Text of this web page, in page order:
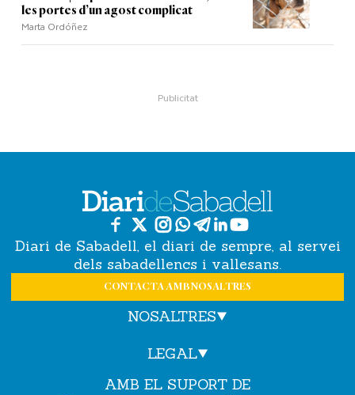
les portes d’un agost complicat
Marta Ordóñez
Diari de Sabadell, el diari de sempre, al servei
dels sabadellencs i vallesans.
CONTACTA AMB NOSALTRES
NOSALTRES
LEGAL
AMB EL SUPORT DE